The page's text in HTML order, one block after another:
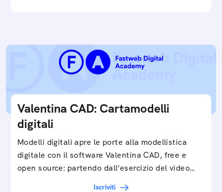
Valentina CAD: Cartamodelli
digitali
Modelli digitali apre le porte alla modellistica
digitale con il software Valentina CAD, free e
open source: partendo dall’esercizio del video…
Iscriviti